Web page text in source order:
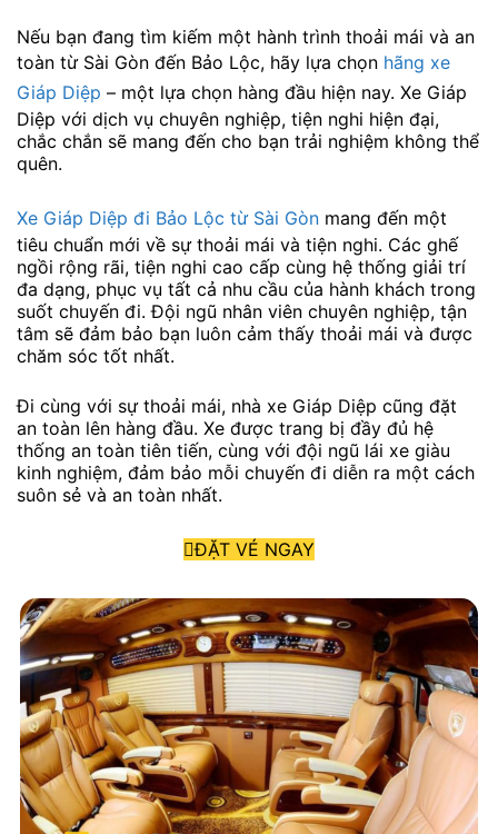
Nếu bạn đang tìm kiếm một hành trình thoải mái và an
toàn từ Sài Gòn đến Bảo Lộc, hãy lựa chọn hãng xe
Giáp Diệp – một lựa chọn hàng đầu hiện nay. Xe Giáp
Diệp với dịch vụ chuyên nghiệp, tiện nghi hiện đại,
chắc chắn sẽ mang đến cho bạn trải nghiệm không thể
quên.
Xe Giáp Diệp đi Bảo Lộc từ Sài Gòn mang đến một
tiêu chuẩn mới về sự thoải mái và tiện nghi. Các ghế
ngồi rộng rãi, tiện nghi cao cấp cùng hệ thống giải trí
đa dạng, phục vụ tất cả nhu cầu của hành khách trong
suốt chuyến đi. Đội ngũ nhân viên chuyên nghiệp, tận
tâm sẽ đảm bảo bạn luôn cảm thấy thoải mái và được
chăm sóc tốt nhất.
Đi cùng với sự thoải mái, nhà xe Giáp Diệp cũng đặt
an toàn lên hàng đầu. Xe được trang bị đầy đủ hệ
thống an toàn tiên tiến, cùng với đội ngũ lái xe giàu
kinh nghiệm, đảm bảo mỗi chuyến đi diễn ra một cách
suôn sẻ và an toàn nhất.
ĐẶT VÉ NGAY